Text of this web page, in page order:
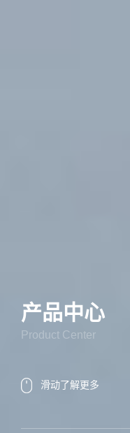
产品中心
Product Center
滑动了解更多